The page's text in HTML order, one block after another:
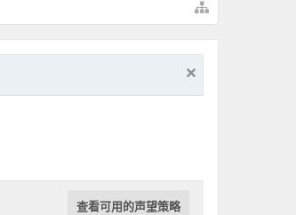
查看可用的声望策略